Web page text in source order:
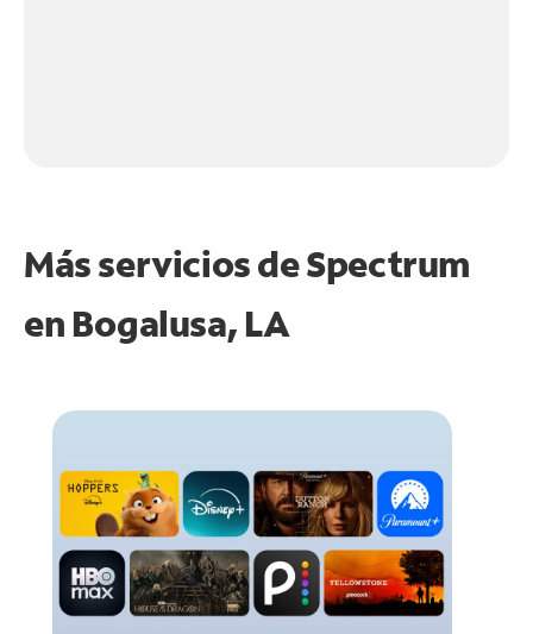
Más servicios de Spectrum
en Bogalusa, LA